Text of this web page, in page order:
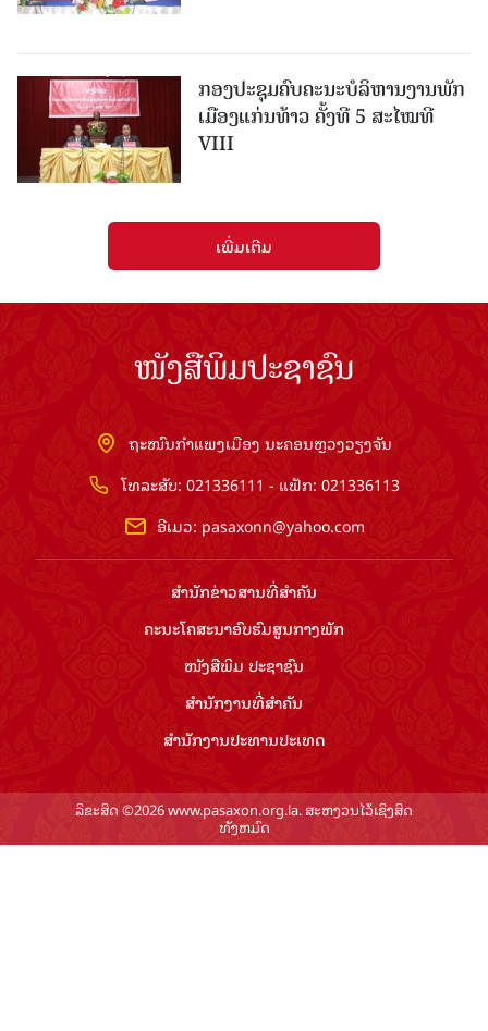
ກອງປະຊຸມຄົບຄະນະບໍລິຫານງານພັກ
ເມືອງແກ່ນ​ທ້າວ ຄັ້ງທີ 5 ສະໄໝທີ
VIII
ເພີ່ມເຕີມ
ໜັງສືພິມປະຊາຊົນ
ຖະໜົນກຳແພງເມືອງ ນະຄອນຫຼວງວຽງຈັນ
ໂທລະສັບ: 021336111 - ແຟັກ: 021336113
ອີເມວ: pasaxonn@yahoo.com
ສຳ​ນັກ​ຂ່າວ​ສານ​ທີ່​ສຳ​ຄັນ​
ຄະນະໂຄສະນາອົບຮົມ​ສູນ​ກາງ​ພັກ
ໜັງສືພິມ ປະ​ຊາ​ຊົນ
ສຳ​ນັກ​ງານ​ທີ່​ສຳ​ຄັນ
ສຳ​ນັກ​ງານ​ປະ​ທານ​ປະ​ເທດ
ລິຂະສິດ ©2026 www.pasaxon.org.la. ສະຫງວນໄວ້ເຊິງສິດ
ທັງຫມົດ